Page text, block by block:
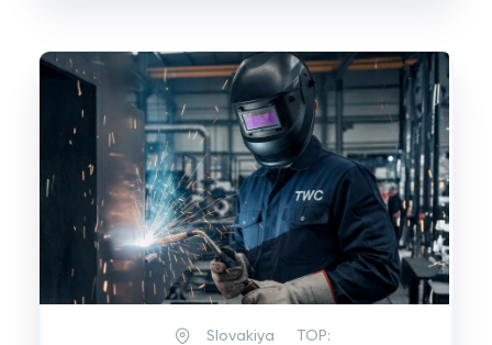
Slovakiya TOP: